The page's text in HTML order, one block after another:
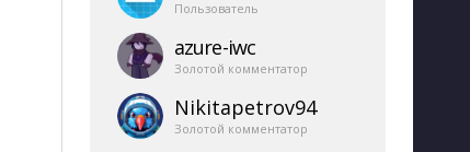
Пользователь
azure-​iwc
Золотой комментатор
Nikitapetrov94
Золотой комментатор